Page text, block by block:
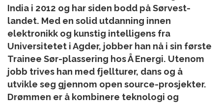
India i 2012 og har siden bodd på Sørvest-
landet. Med en solid utdanning innen
elektronikk og kunstig intelligens fra
Universitetet i Agder, jobber han nå i sin første
Trainee Sør-plassering hos Å Energi. Utenom
jobb trives han med fjellturer, dans og å
utvikle seg gjennom open source-prosjekter.
Drømmen er å kombinere teknologi og